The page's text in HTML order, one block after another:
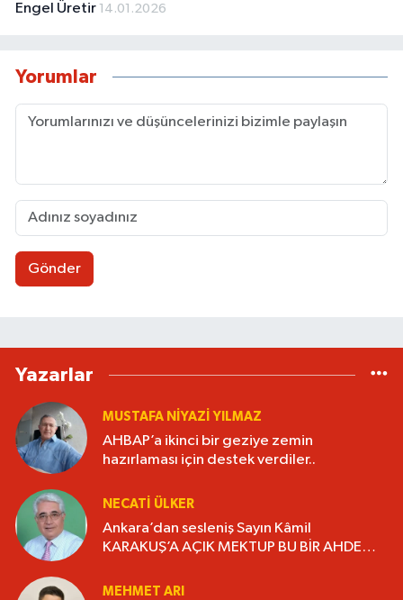
Engel Üretir 14.01.2026
Yorumlar
Gönder
Yazarlar
MUSTAFA NIYAZI YILMAZ
AHBAP’a ikinci bir geziye zemin
hazırlaması için destek verdiler..
NECATI ÜLKER
Ankara’dan sesleniş Sayın Kâmil
KARAKUŞ’A AÇIK MEKTUP BU BİR AHDE
GETİRELİM”.
MEHMET ARI